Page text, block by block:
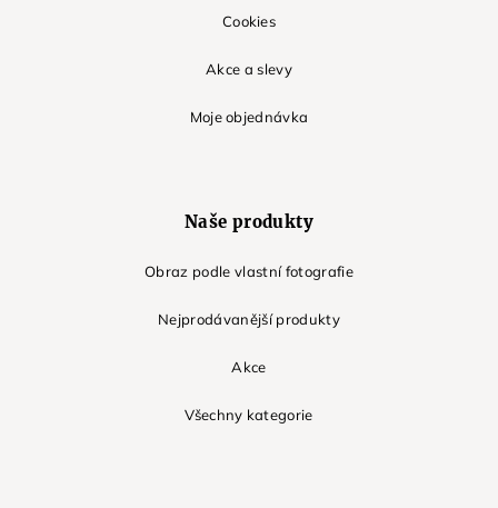
Cookies
Akce a slevy
Moje objednávka
Naše produkty
Obraz podle vlastní fotografie
Nejprodávanější produkty
Akce
Všechny kategorie